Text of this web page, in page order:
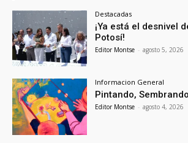
Destacadas
¡Ya está el desnivel
Potosí!
Editor Montse - agosto 5, 2026
Informacion General
Pintando,
Editor Montse - agosto 4, 2026